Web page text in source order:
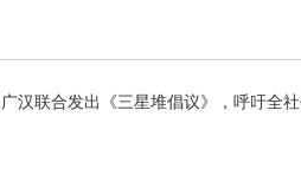
联合发出《三星堆倡议》，呼吁全